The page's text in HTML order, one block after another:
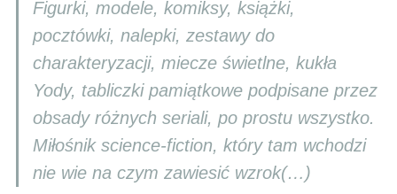
Figurki, modele, komiksy, książki,
pocztówki, nalepki, zestawy do
charakteryzacji, miecze świetlne, kukła
Yody, tabliczki pamiątkowe podpisane przez
obsady różnych seriali, po prostu wszystko.
Miłośnik science-fiction, który tam wchodzi
nie wie na czym zawiesić wzrok(…)